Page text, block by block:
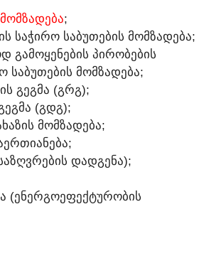
;
ᲡᲐᲭᲘᲠᲝ ᲡᲐᲑᲣᲗᲔᲑᲘᲡ ᲛᲝᲛᲖᲐᲓᲔᲑᲐ;
ᲒᲐᲛᲝᲧᲔᲜᲔᲑᲘᲡ ᲞᲘᲠᲝᲑᲔᲑᲘᲡ
ᲡᲐᲑᲣᲗᲔᲑᲘᲡ ᲛᲝᲛᲖᲐᲓᲔᲑᲐ;
ᲒᲔᲒᲛᲐ (ᲒᲠᲒ);
(ᲒᲓᲒ);
ᲛᲝᲛᲖᲐᲓᲔᲑᲐ;
ᲓᲐᲓᲒᲔᲜᲐ);
(ᲔᲜᲔᲠᲒᲝᲔᲤᲔᲥᲢᲣᲠᲝᲑᲘᲡ